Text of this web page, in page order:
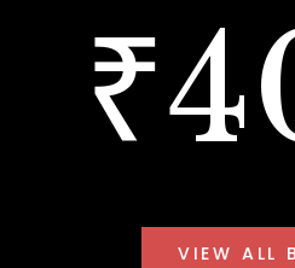
VIEW ALL